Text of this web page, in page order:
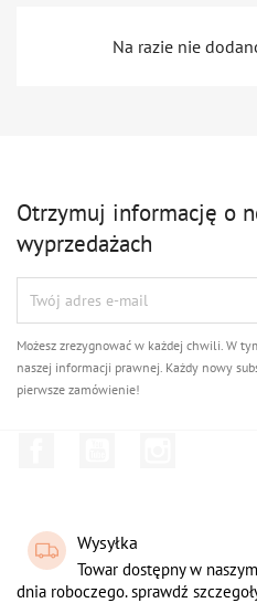
Na razie nie
Otrzymuj informację o
wyprzedażach
Możesz zrezygnować w każdej chwili. W
naszej informacji prawnej. Każdy nowy
pierwsze zamówienie!
Wysyłka
Towar dostępny w
dnia roboczego. sprawdź